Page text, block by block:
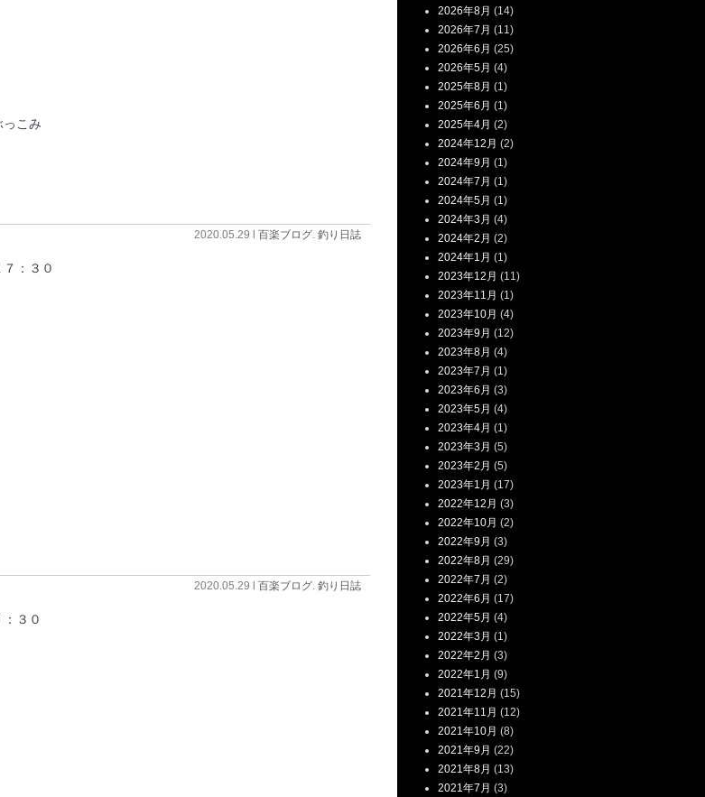
こみ
2020.05.29 l 百楽ブログ. 釣り日誌
：３０
2020.05.29 l 百楽ブログ. 釣り日誌
３０
2026年8月 (14)
2026年7月 (11)
2026年6月 (25)
2026年5月 (4)
2025年8月 (1)
2025年6月 (1)
2025年4月 (2)
2024年12月 (2)
2024年9月 (1)
2024年7月 (1)
2024年5月 (1)
2024年3月 (4)
2024年2月 (2)
2024年1月 (1)
2023年12月 (11)
2023年11月 (1)
2023年10月 (4)
2023年9月 (12)
2023年8月 (4)
2023年7月 (1)
2023年6月 (3)
2023年5月 (4)
2023年4月 (1)
2023年3月 (5)
2023年2月 (5)
2023年1月 (17)
2022年12月 (3)
2022年10月 (2)
2022年9月 (3)
2022年8月 (29)
2022年7月 (2)
2022年6月 (17)
2022年5月 (4)
2022年3月 (1)
2022年2月 (3)
2022年1月 (9)
2021年12月 (15)
2021年11月 (12)
2021年10月 (8)
2021年9月 (22)
2021年8月 (13)
2021年7月 (3)